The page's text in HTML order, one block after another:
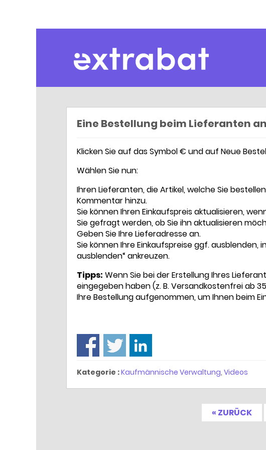
Extrabat – Le Blog
Eine Bestellung beim Lieferanten
Klicken Sie auf das Symbol € und auf Neue
Wählen Sie nun:
Ihren Lieferanten, die Artikel, welche Sie
Kommentar hinzu.
Sie können Ihren Einkaufspreis aktualisieren,
Sie gefragt werden, ob Sie ihn aktualisieren
Geben Sie Ihre Lieferadresse an.
Sie können Ihre Einkaufspreise ggf. ausblenden,
ausblenden“ ankreuzen.
Tipps: Wenn Sie bei der Erstellung Ihres
eingegeben haben (z. B. Versandkostenfrei ab
Ihre Bestellung aufgenommen, um Ihnen beim
Kategorie :Kaufmännische Verwaltung, Videos
« ZURÜCK